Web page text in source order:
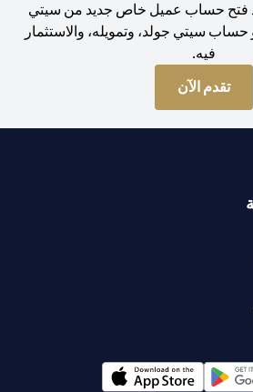
فتح حساب عميل خاص جديد من سيتي
حساب سيتي جولد، وتمويله، والاستثمار
فيه.
تقدم الآن